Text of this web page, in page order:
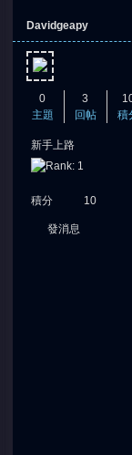
Davidgeapy
0
主題
3
回帖
積
新手上路
積分 10
發消息